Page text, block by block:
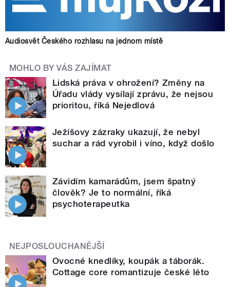
Audiosvět Českého rozhlasu na jednom místě
MOHLO BY VÁS ZAJÍMAT
Lidská práva v ohrožení? Změny na
Úřadu vlády vysílají zprávu, že nejsou
prioritou, říká Nejedlová
Ježíšovy zázraky ukazují, že nebyl
suchar a rád vyrobil i víno, když došlo
Závidím kamarádům, jsem špatný
člověk? Je to normální, říká
psychoterapeutka
NEJPOSLOUCHANĚJŠÍ
Ovocné knedlíky, koupák a táborák.
Cottage core romantizuje české léto